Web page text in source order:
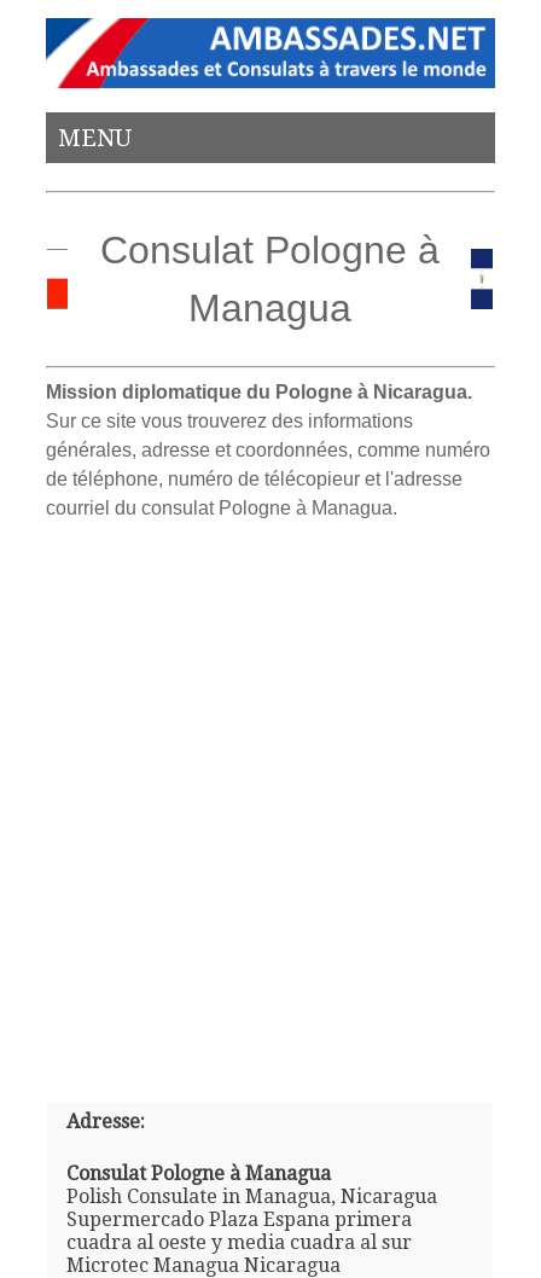
MENU
Consulat Pologne à
Managua
Mission diplomatique du Pologne à Nicaragua.
Sur ce site vous trouverez des informations
générales, adresse et coordonnées, comme numéro
de téléphone, numéro de télécopieur et l'adresse
courriel du consulat Pologne à Managua.
Adresse:
Consulat Pologne à Managua
Polish Consulate in Managua, Nicaragua
Supermercado Plaza Espana primera
cuadra al oeste y media cuadra al sur
Microtec Managua Nicaragua